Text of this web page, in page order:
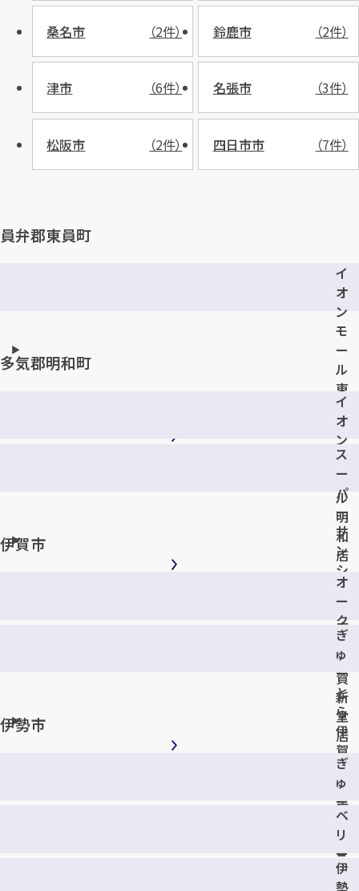
今すぐ査定金額をお伝えいたします
桑名市 （2件） 鈴鹿市 （2件）
津市 （6件） 名張市 （3件）
松阪市 （2件） 四日市市 （7件）
員弁郡東員町
イ
オ
ン
モ
ー
ル
東
員
店
多気郡明和町
イ
オ
ン
モ
ー
ル
明
和
店
ス
ー
パ
ー
サ
ン
シ
明
和
店
伊賀市
オ
ー
ク
ワ
伊
賀
新
堂
店
ぎ
ゅ
ー
と
ら
伊
賀
小
田
店
伊勢市
ぎ
ゅ
ー
と
ら
ラ
ブ
ベ
リ
ー
小
伊
勢